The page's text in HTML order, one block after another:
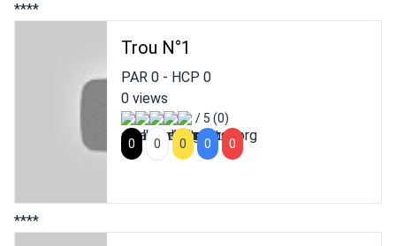
****
Trou N°1
PAR 0- HCP 0
0 views
/ 5 (0)
0
0 0 0 0
****